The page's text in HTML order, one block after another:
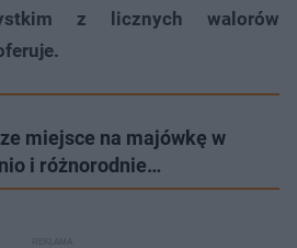
z licznych walorów
miejsce na majówkę w
i różnorodnie…